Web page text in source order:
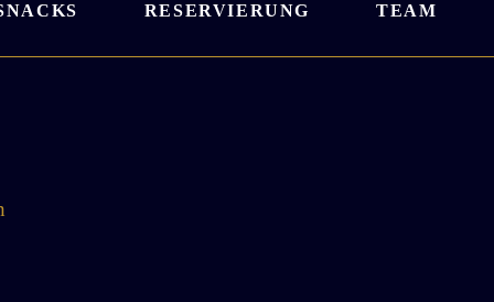
RESERVIERUNG TEAM